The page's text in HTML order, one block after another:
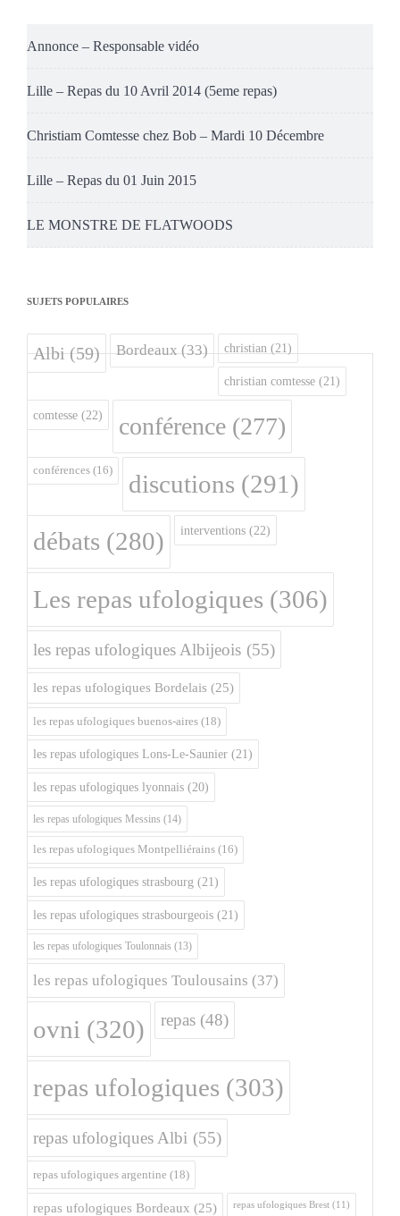
Annonce – Responsable vidéo
Lille – Repas du 10 Avril 2014 (5eme repas)
Christiam Comtesse chez Bob – Mardi 10 Décembre
Lille – Repas du 01 Juin 2015
LE MONSTRE DE FLATWOODS
SUJETS POPULAIRES
Albi(59) Bordeaux(33) christian (21)
christian comtesse (21)
comtesse (22) conférence (277)
conférences (16) discutions (291)
débats (280) interventions (22)
Les repas ufologiques (306)
les repas ufologiques Albijeois (55)
les repas ufologiques Bordelais (25)
les repas ufologiques buenos-aires (18)
les repas ufologiques Lons-Le-Saunier (21)
les repas ufologiques lyonnais (20)
les repas ufologiques Messins (14)
les repas ufologiques Montpelliérains (16)
les repas ufologiques strasbourg (21)
les repas ufologiques strasbourgeois (21)
les repas ufologiques Toulonnais (13)
les repas ufologiques Toulousains (37)
ovni (320) repas (48)
repas ufologiques (303)
repas ufologiques Albi (55)
repas ufologiques argentine (18)
repas ufologiques Bordeaux (25) repas ufologiques Brest (11)